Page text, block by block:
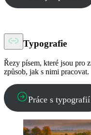
Typografie
Řezy písem, které jsou pro
způsob, jak s nimi pracovat.
Práce s typografií